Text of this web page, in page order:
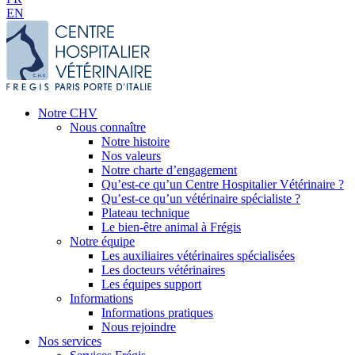
EN
Notre CHV
Nous connaître
Notre histoire
Nos valeurs
Notre charte d’engagement
Qu’est-ce qu’un Centre Hospitalier Vétérinaire ?
Qu’est-ce qu’un vétérinaire spécialiste ?
Plateau technique
Le bien-être animal à Frégis
Notre équipe
Les auxiliaires vétérinaires spécialisées
Les docteurs vétérinaires
Les équipes support
Informations
Informations pratiques
Nous rejoindre
Nos services